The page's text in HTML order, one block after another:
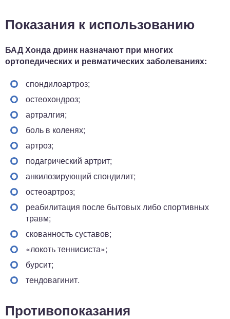
Показания к использованию
БАД Хонда дринк назначают при многих
ортопедических и ревматических заболеваниях:
спондилоартроз;
остеохондроз;
артралгия;
боль в коленях;
артроз;
подагрический артрит;
анкилозирующий спондилит;
остеоартроз;
реабилитация после бытовых либо спортивных
травм;
скованность суставов;
«локоть теннисиста»;
бурсит;
тендовагинит.
Противопоказания